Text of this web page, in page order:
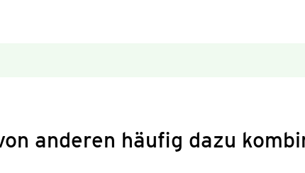
anderen häufig dazu